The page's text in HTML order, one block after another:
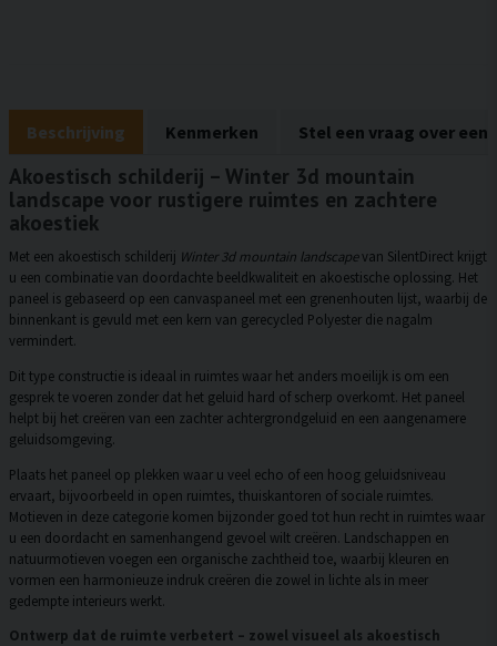
Beschrijving Kenmerken Stel een vraag over een
Akoestisch schilderij – Winter 3d mountain
landscape voor rustigere ruimtes en zachtere
akoestiek
Met een akoestisch schilderij Winter 3d mountain landscapevan SilentDirect krijgt
u een combinatie van doordachte beeldkwaliteit en akoestische oplossing. Het
paneel is gebaseerd op een canvaspaneel met een grenenhouten lijst, waarbij de
binnenkant is gevuld met een kern van gerecycled Polyester die nagalm
vermindert.
Dit type constructie is ideaal in ruimtes waar het anders moeilijk is om een
gesprek te voeren zonder dat het geluid hard of scherp overkomt. Het paneel
helpt bij het creëren van een zachter achtergrondgeluid en een aangenamere
geluidsomgeving.
Plaats het paneel op plekken waar u veel echo of een hoog geluidsniveau
ervaart, bijvoorbeeld in open ruimtes, thuiskantoren of sociale ruimtes.
Motieven in deze categorie komen bijzonder goed tot hun recht in ruimtes waar
u een doordacht en samenhangend gevoel wilt creëren. Landschappen en
natuurmotieven voegen een organische zachtheid toe, waarbij kleuren en
vormen een harmonieuze indruk creëren die zowel in lichte als in meer
gedempte interieurs werkt.
Ontwerp dat de ruimte verbetert – zowel visueel als akoestisch